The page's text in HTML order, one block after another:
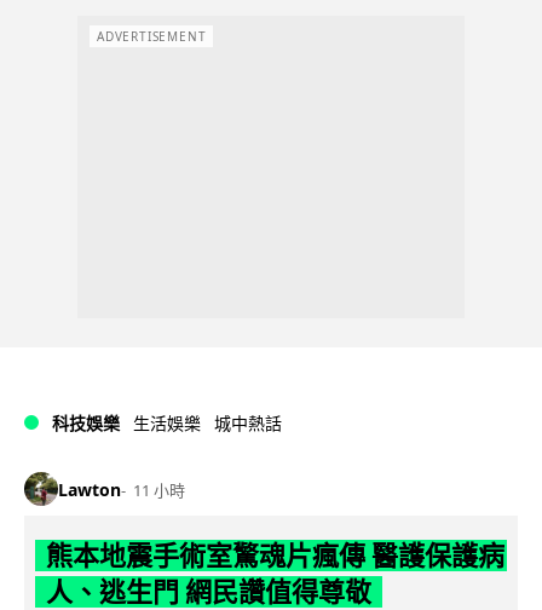
ADVERTISEMENT
科技娛樂 生活娛樂 城中熱話
Lawton 11 小時
熊本地震手術室驚魂片瘋傳 醫護保護病
人、逃生門 網民讚值得尊敬